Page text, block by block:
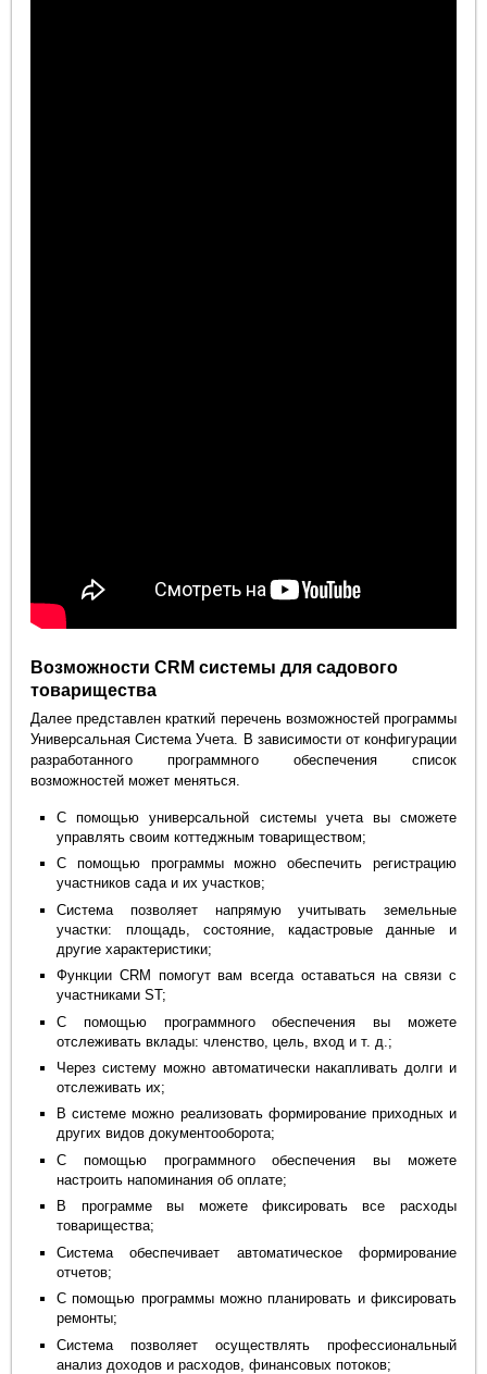
Возможности CRM системы для садового
товарищества
Далее представлен краткий перечень возможностей программы
Универсальная Система Учета. В зависимости от конфигурации
разработанного программного обеспечения список
возможностей может меняться.
С помощью универсальной системы учета вы сможете
управлять своим коттеджным товариществом;
С помощью программы можно обеспечить регистрацию
участников сада и их участков;
Система позволяет напрямую учитывать земельные
участки: площадь, состояние, кадастровые данные и
другие характеристики;
Функции CRM помогут вам всегда оставаться на связи с
участниками ST;
С помощью программного обеспечения вы можете
отслеживать вклады: членство, цель, вход и т. д.;
Через систему можно автоматически накапливать долги и
отслеживать их;
В системе можно реализовать формирование приходных и
других видов документооборота;
С помощью программного обеспечения вы можете
настроить напоминания об оплате;
В программе вы можете фиксировать все расходы
товарищества;
Система обеспечивает автоматическое формирование
отчетов;
С помощью программы можно планировать и фиксировать
ремонты;
Система позволяет осуществлять профессиональный
анализ доходов и расходов, финансовых потоков;